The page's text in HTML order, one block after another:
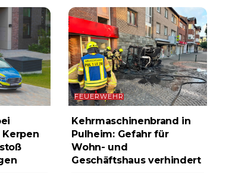
FEUERWEHR
Kehrmaschinenbrand in
Pulheim: Gefahr für
Wohn- und
Geschäftshaus verhindert